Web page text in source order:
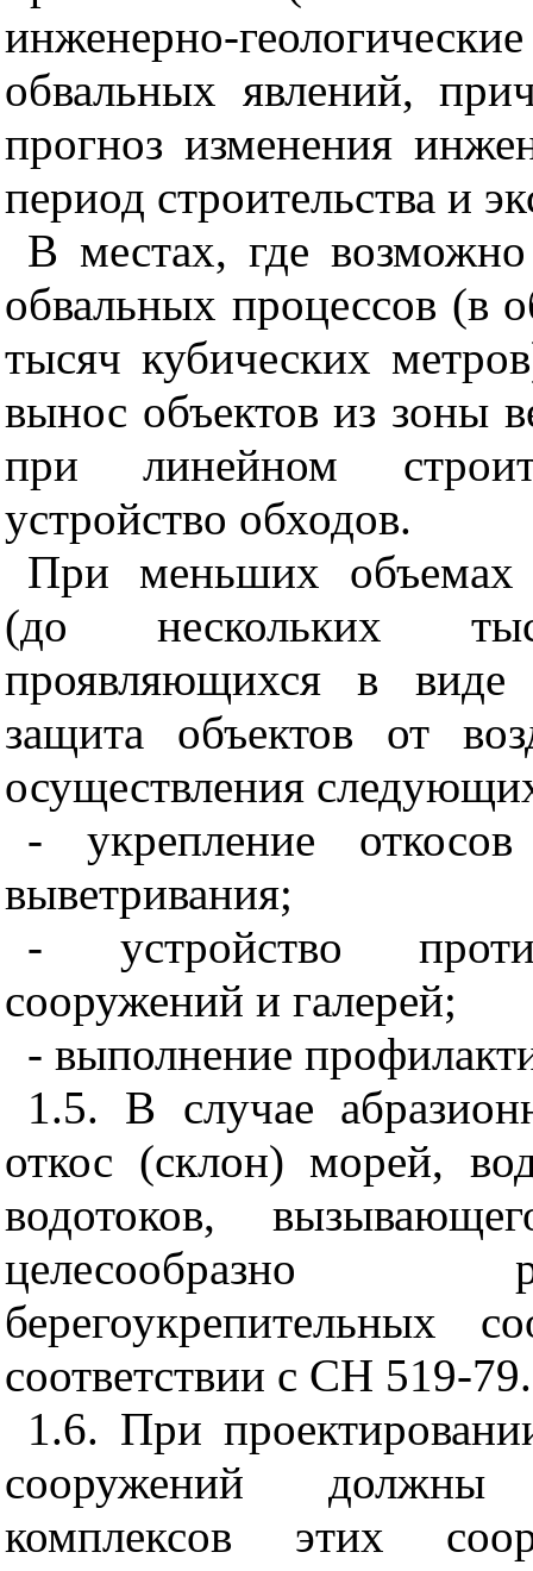
инженерно-
обвальных явлений,
прогноз изменения
период строительства и
В местах, где
обвальных процессов (в
тысяч кубических
вынос объектов из зоны
при линейном
устройство обходов.
При меньших объемах
(до нескольких
проявляющихся в
защита объектов от
осуществления
- укрепление
выветривания;
- устройство
сооружений и галерей;
- выполнение
1.5. В случае
откос (склон) морей,
водотоков,
целесообразно
берегоукрепительных
соответствии с СН 519-79.
1.6. При
сооружений должны
комплексов этих